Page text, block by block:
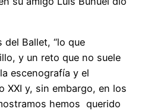
del Ballet, “lo que
y un reto que no suele
escenografía y el
XXI y, sin embargo, en los
hemos querido